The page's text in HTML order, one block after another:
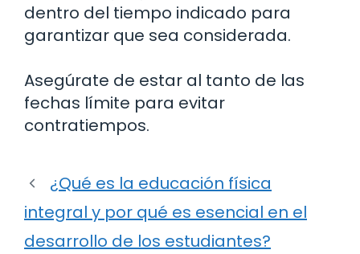
dentro del tiempo indicado para
garantizar que sea considerada.
Asegúrate de estar al tanto de las
fechas límite para evitar
contratiempos.
¿Qué es la educación física
integral y por qué es esencial en el
desarrollo de los estudiantes?